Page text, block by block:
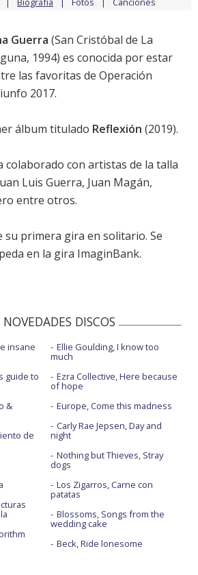
Guerra (San Cristóbal de La
1994) es conocida por estar
las favoritas de Operación
2017.
álbum titulado Reflexión (2019).
colaborado con artistas de la talla
Luis Guerra, Juan Magán,
entre otros.
primera gira en solitario. Se
en la gira ImaginBank.
NOVEDADES DISCOS
insane
guide to
&
de
Ellie Goulding, I know too
much
Ezra Collective, Here because
of hope
Europe, Come this madness
Carly Rae Jepsen, Day and
night
Nothing but Thieves, Stray
dogs
Los Zigarros, Carne con
patatas
Blossoms, Songs from the
wedding cake
Beck, Ride lonesome